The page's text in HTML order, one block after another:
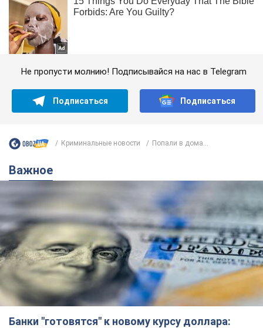
Не пропусти молнию! Подписывайся на нас в Telegram
Подписаться Подписаться
Криминальные новости Попали в дома...
Важное
Банки "готовятся" к новому курсу доллара: